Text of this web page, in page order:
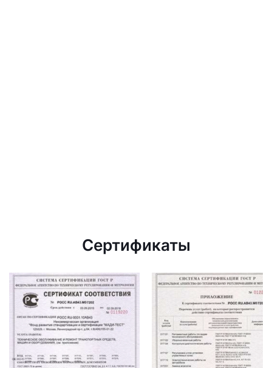
Сертификаты